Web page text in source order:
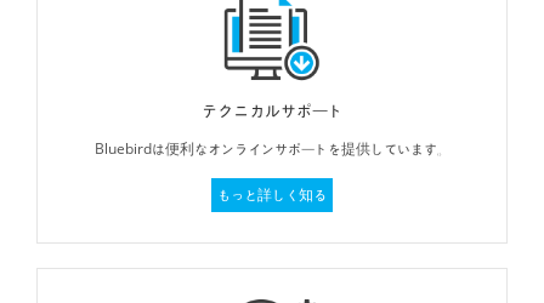
テクニカルサポート
Bluebirdは便利なオンラインサポートを提供しています。
もっと詳しく知る